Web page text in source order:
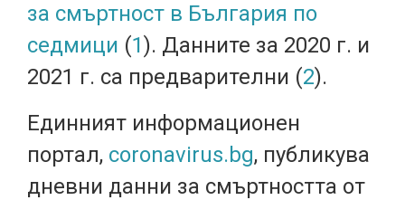
за смъртност в България по
седмици (1). Данните за 2020 г. и
2021 г. са предварителни (2).
Единният информационен
портал, coronavirus.bg, публикува
дневни данни за смъртността от